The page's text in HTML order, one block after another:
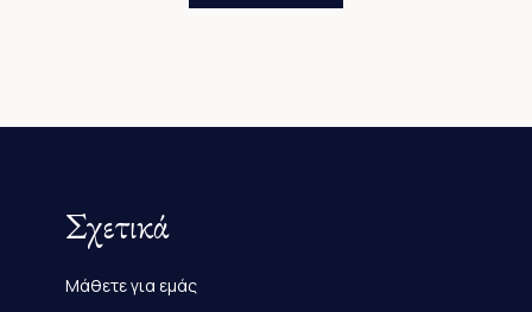
Σχετικά
Μάθετε για εμάς